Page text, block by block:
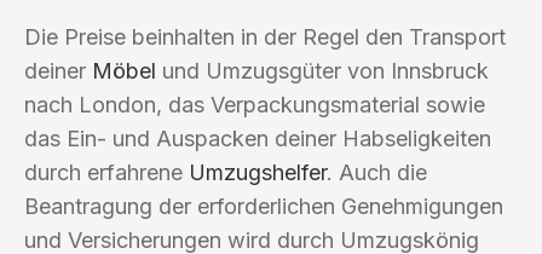
Die Preise beinhalten in der Regel den Transport
deiner Möbel und Umzugsgüter von Innsbruck
nach London, das Verpackungsmaterial sowie
das Ein- und Auspacken deiner Habseligkeiten
durch erfahrene Umzugshelfer. Auch die
Beantragung der erforderlichen Genehmigungen
und Versicherungen wird durch Umzugskönig